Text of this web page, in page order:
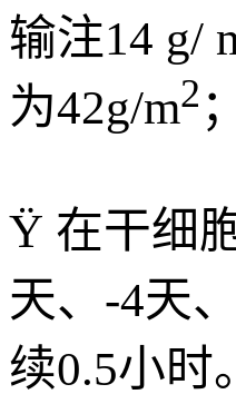
输注14 g/
为42g/m2 ；
Ÿ 在干细
天、-4天
续0.5小时